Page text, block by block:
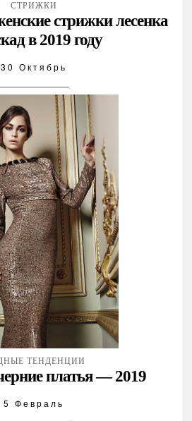
СТРИЖКИ
стрижки лесенка
в 2019 году
30 Октябрь
ТЕНДЕНЦИИ
платья — 2019
5 Февраль